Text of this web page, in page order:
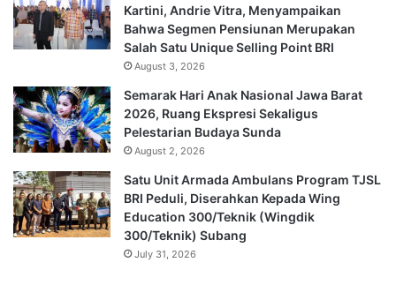
Kartini, Andrie Vitra, Menyampaikan
Bahwa Segmen Pensiunan Merupakan
Salah Satu Unique Selling Point BRI
August 3, 2026
Semarak Hari Anak Nasional Jawa Barat
2026, Ruang Ekspresi Sekaligus
Pelestarian Budaya Sunda
August 2, 2026
Satu Unit Armada Ambulans Program TJSL
BRI Peduli, Diserahkan Kepada Wing
Education 300/Teknik (Wingdik
300/Teknik) Subang
July 31, 2026